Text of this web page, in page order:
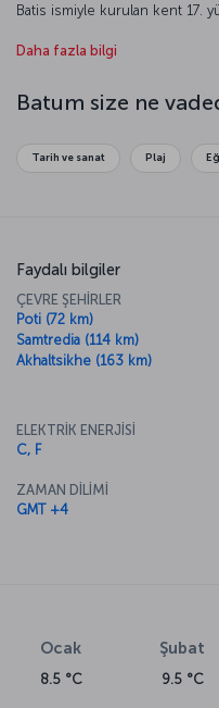
Batis ismiyle kurulan kent 17.
bu çok sürmedi ve Batum
petrolünün dünyaya yayılması
Batum, dil konusunda hiç
neredeyse yarısı Türkçe
Daha fazla bilgi
Batum size ne
Tarih ve sanat Plaj
Faydalı bilgiler
ÇEVRE ŞEHİRLER
Poti (72 km)
Samtredia (114 km)
Akhaltsikhe (163 km)
ELEKTRİK ENERJİSİ
C, F
ZAMAN DİLİMİ
GMT +4
Ocak
8.5 °C
Şubat
9.5 °C